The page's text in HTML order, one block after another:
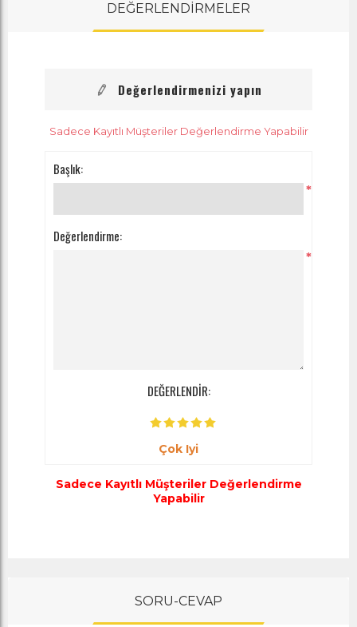
DEĞERLENDİRMELER
Değerlendirmenizi yapın
Sadece Kayıtlı Müşteriler Değerlendirme Yapabilir
Başlık:
*
Değerlendirme:
*
DEĞERLENDİR:
Çok Iyi
Sadece Kayıtlı Müşteriler Değerlendirme
Yapabilir
SORU-CEVAP